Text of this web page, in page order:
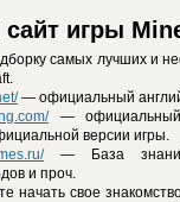
игры
самых лучших и
— официальный
— официальный
версии игры.
— База
и проч.
начать свое